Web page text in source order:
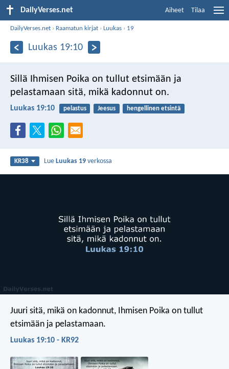
DailyVerses.net Aiheet Tilaa
DailyVerses.net › Raamatun kirjat ›Luukas › 19
Luukas 19:10
Sillä Ihmisen Poika on tullut etsimään ja
pelastamaan sitä, mikä kadonnut on.
Luukas 19:10 pelastus Jeesus hengellinen etsintä
KR38 LueLuukas 19 verkossa
Juuri sitä, mikä on kadonnut, Ihmisen Poika on tullut
etsimään ja pelastamaan.
Luukas 19:10 - KR92